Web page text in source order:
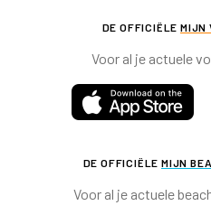
DE OFFICIËLE MIJN
Voor al je actuele
DE OFFICIËLE MIJN
Voor al je actuele